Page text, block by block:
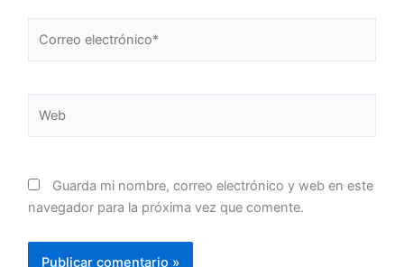
electrónico*
Guarda mi nombre, correo electrónico y web en este
navegador para la próxima vez que comente.